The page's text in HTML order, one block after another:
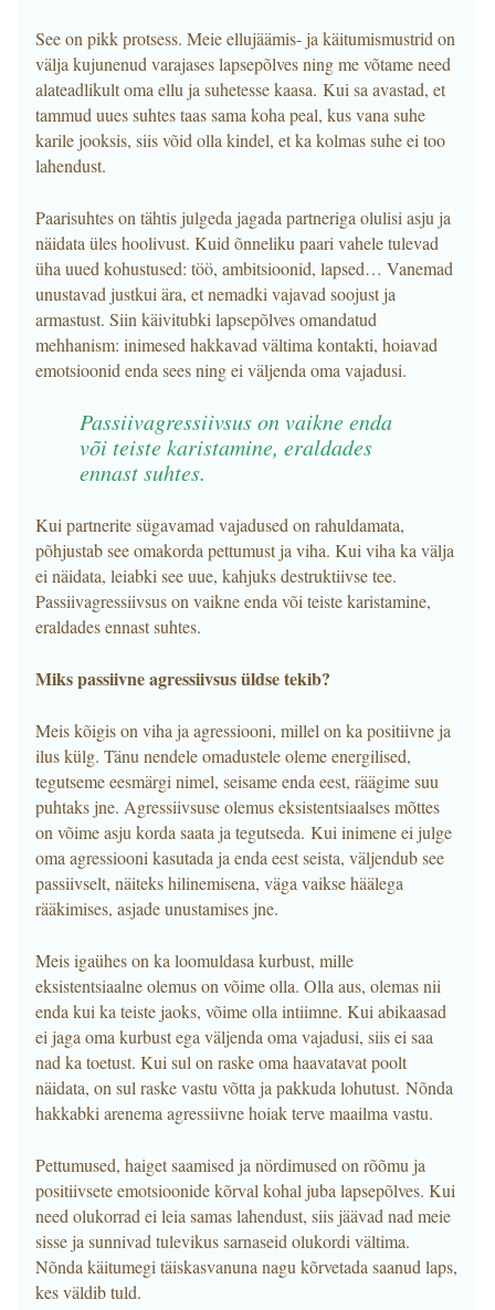
See on pikk protsess. Meie ellujäämis- ja käitumismustrid on
välja kujunenud varajases lapsepõlves ning me võtame need
alateadlikult oma ellu ja suhetesse kaasa. Kui sa avastad, et
tammud uues suhtes taas sama koha peal, kus vana suhe
karile jooksis, siis võid olla kindel, et ka kolmas suhe ei too
lahendust.
Paarisuhtes on tähtis julgeda jagada partneriga olulisi asju ja
näidata üles hoolivust. Kuid õnneliku paari vahele tulevad
üha uued kohustused: töö, ambitsioonid, lapsed… Vanemad
unustavad justkui ära, et nemadki vajavad soojust ja
armastust. Siin käivitubki lapsepõlves omandatud
mehhanism: inimesed hakkavad vältima kontakti, hoiavad
emotsioonid enda sees ning ei väljenda oma vajadusi.
Passiivagressiivsus on vaikne enda
või teiste karistamine, eraldades
ennast suhtes.
Kui partnerite sügavamad vajadused on rahuldamata,
põhjustab see omakorda pettumust ja viha. Kui viha ka välja
ei näidata, leiabki see uue, kahjuks destruktiivse tee.
Passiivagressiivsus on vaikne enda või teiste karistamine,
eraldades ennast suhtes.
Miks passiivne agressiivsus üldse tekib?
Meis kõigis on viha ja agressiooni, millel on ka positiivne ja
ilus külg. Tänu nendele omadustele oleme energilised,
tegutseme eesmärgi nimel, seisame enda eest, räägime suu
puhtaks jne. Agressiivsuse olemus eksistentsiaalses mõttes
on võime asju korda saata ja tegutseda. Kui inimene ei julge
oma agressiooni kasutada ja enda eest seista, väljendub see
passiivselt, näiteks hilinemisena, väga vaikse häälega
rääkimises, asjade unustamises jne.
Meis igaühes on ka loomuldasa kurbust, mille
eksistentsiaalne olemus on võime olla. Olla aus, olemas nii
enda kui ka teiste jaoks, võime olla intiimne. Kui abikaasad
ei jaga oma kurbust ega väljenda oma vajadusi, siis ei saa
nad ka toetust. Kui sul on raske oma haavatavat poolt
näidata, on sul raske vastu võtta ja pakkuda lohutust. Nõnda
hakkabki arenema agressiivne hoiak terve maailma vastu.
Pettumused, haiget saamised ja nördimused on rõõmu ja
positiivsete emotsioonide kõrval kohal juba lapsepõlves. Kui
need olukorrad ei leia samas lahendust, siis jäävad nad meie
sisse ja sunnivad tulevikus sarnaseid olukordi vältima.
Nõnda käitumegi täiskasvanuna nagu kõrvetada saanud laps,
kes väldib tuld.